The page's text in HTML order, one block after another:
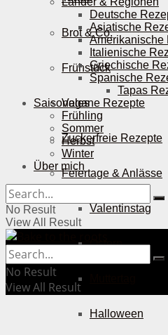
Brot & Co.
Frühstück
Vegane Rezepte
Zuckerfreie Rezepte
Feiertage & Anlässe
Valentinstag
Ostern
Halloween
Deutsche
Asiatische
Amerikanische
Italienische
Griechische
Spanische
Tapas
Saisonales
Frühling
Sommer
Herbst
Winter
Über mich
No Result
View All Result
No Result
View All Result